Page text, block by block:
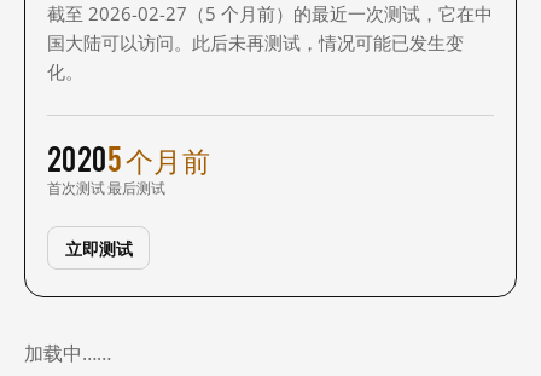
截至 2026-02-27（5 个月前）的最近一次测试，它在中
国大陆可以访问。此后未再测试，情况可能已发生变
化。
2020
首次测试
5 个月前
最后测试
立即测试
加载中……